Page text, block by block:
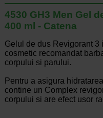
4530 GH3 Men Gel
400 ml - Catena
Gelul de dus Revigorant 3
cosmetic recomandat
corpului si parului.
Pentru a asigura
contine un Complex
corpului si are efect usor